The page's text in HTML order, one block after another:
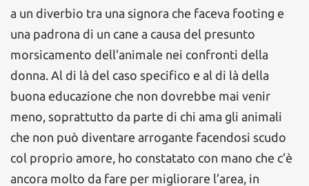
a un diverbio tra una signora che faceva footing e
una padrona di un cane a causa del presunto
morsicamento dell’animale nei confronti della
donna. Al di là del caso specifico e al di là della
buona educazione che non dovrebbe mai venir
meno, soprattutto da parte di chi ama gli animali
che non può diventare arrogante facendosi scudo
col proprio amore, ho constatato con mano che c’è
ancora molto da fare per migliorare l’area, in